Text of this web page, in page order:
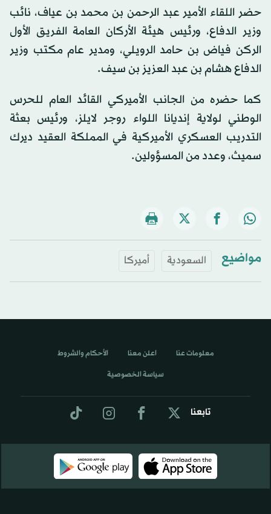
حضر اللقاء الأمير عبد الرحمن بن محمد بن عياف، نائب
وزير الدفاع، ورئيس هيئة الأركان العامة الفريق الأول
الركن فياض بن حامد الرويلي، ومدير عام مكتب وزير
الدفاع هشام بن عبد العزيز بن سيف.
كما حضره من الجانب الأميركي القائد العام للحرس
الوطني لولاية إنديانا اللواء روجر لايلز، ورئيس بعثة
التدريب العسكري الأميركية في المملكة العقيد ديرك
سميث، وعدد من المسؤولين.
مواضيع السعودية أميركا
تابعنا
معلومات عنا اعلن معنا الأحكام والشروط
سياسة الخصوصية